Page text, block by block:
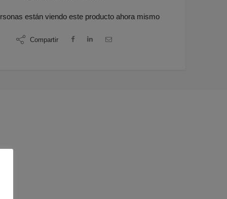
están viendo este producto ahora mismo
Compartir